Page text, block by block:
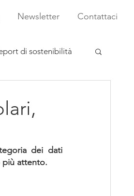
Newsletter Contattaci
di sostenibilità
dei dati
più attento.